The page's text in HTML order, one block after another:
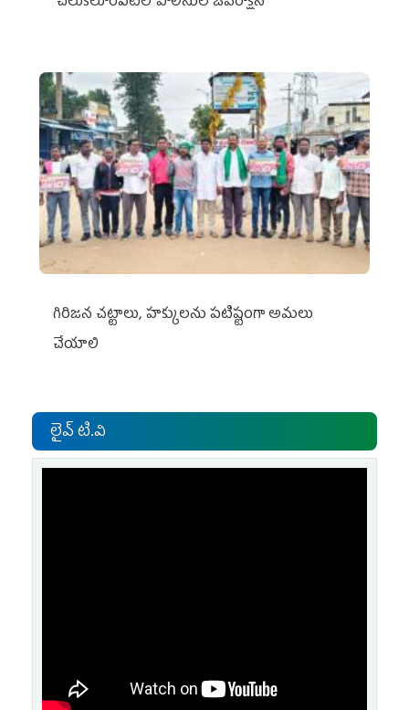
గిరిజన చట్టాలు, హక్కులను పటిష్టంగా అమలు
చేయాలి
లైవ్ టి.వి